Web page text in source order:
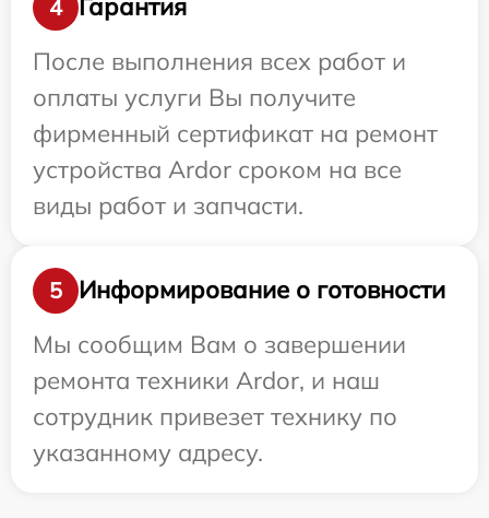
4
Гарантия
После выполнения всех работ и
оплаты услуги Вы получите
фирменный сертификат на ремонт
устройства Ardor сроком на все
виды работ и запчасти.
5
Информирование о готовности
Мы сообщим Вам о завершении
ремонта техники Ardor, и наш
сотрудник привезет технику по
указанному адресу.